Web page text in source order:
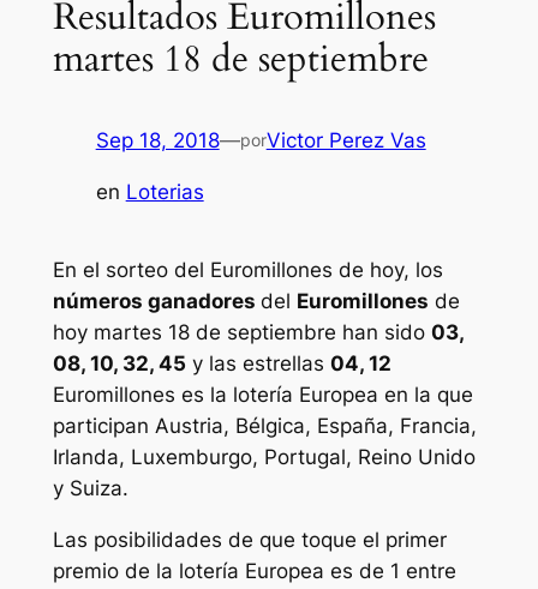
Resultados Euromillones
martes 18 de septiembre
Sep 18, 2018—porVictor Perez Vas
en Loterias
En el sorteo del Euromillones de hoy, los
números ganadores del Euromillones de
hoy martes 18 de septiembre han sido 03,
08, 10, 32, 45 y las estrellas 04, 12
Euromillones es la lotería Europea en la que
participan Austria, Bélgica, España, Francia,
Irlanda, Luxemburgo, Portugal, Reino Unido
y Suiza.
Las posibilidades de que toque el primer
premio de la lotería Europea es de 1 entre